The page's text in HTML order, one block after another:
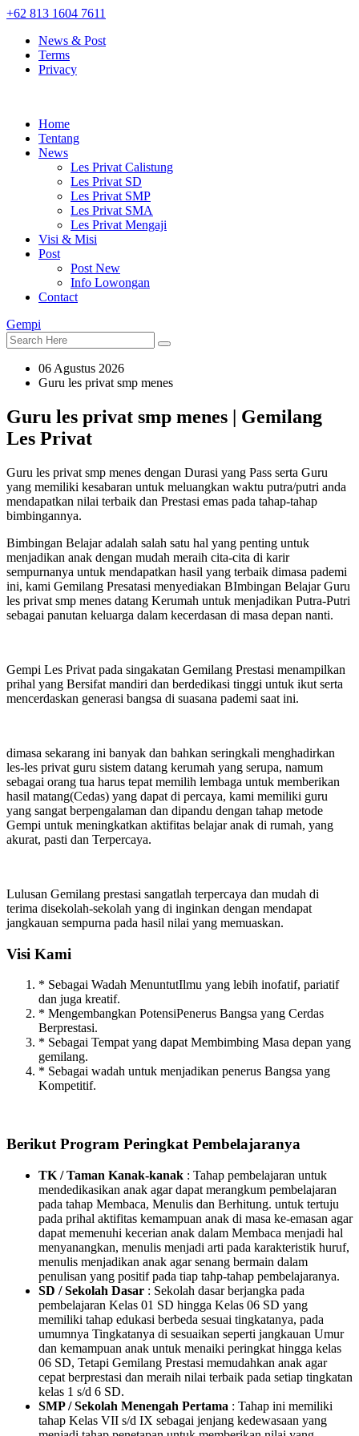
+62 813 1604 7611
News & Post
Terms
Privacy
Home
Tentang
News
Les Privat Calistung
Les Privat SD
Les Privat SMP
Les Privat SMA
Les Privat Mengaji
Visi & Misi
Post
Post New
Info Lowongan
Contact
Gempi
06 Agustus 2026
Guru les privat smp menes
Guru les privat smp menes | Gemilang
Les Privat
Guru les privat smp menes dengan Durasi yang Pass serta Guru
yang memiliki kesabaran untuk meluangkan waktu putra/putri anda
mendapatkan nilai terbaik dan Prestasi emas pada tahap-tahap
bimbingannya.
Bimbingan Belajar adalah salah satu hal yang penting untuk
menjadikan anak dengan mudah meraih cita-cita di karir
sempurnanya untuk mendapatkan hasil yang terbaik dimasa pademi
ini, kami Gemilang Presatasi menyediakan BImbingan Belajar Guru
les privat smp menes datang Kerumah untuk menjadikan Putra-Putri
sebagai panutan keluarga dalam kecerdasan di masa depan nanti.
Gempi Les Privat pada singakatan Gemilang Prestasi menampilkan
prihal yang Bersifat mandiri dan berdedikasi tinggi untuk ikut serta
mencerdaskan generasi bangsa di suasana pademi saat ini.
dimasa sekarang ini banyak dan bahkan seringkali menghadirkan
les-les privat guru sistem datang kerumah yang serupa, namum
sebagai orang tua harus tepat memilih lembaga untuk memberikan
hasil matang(Cedas) yang dapat di percaya, kami memiliki guru
yang sangat berpengalaman dan dipandu dengan tahap metode
Gempi untuk meningkatkan aktifitas belajar anak di rumah, yang
akurat, pasti dan Terpercaya.
Lulusan Gemilang prestasi sangatlah terpercaya dan mudah di
terima disekolah-sekolah yang di inginkan dengan mendapat
jangkauan sempurna pada hasil nilai yang memuaskan.
Visi Kami
* Sebagai Wadah MenuntutIlmu yang lebih inofatif, pariatif
dan juga kreatif.
* Mengembangkan PotensiPenerus Bangsa yang Cerdas
Berprestasi.
* Sebagai Tempat yang dapat Membimbing Masa depan yang
gemilang.
* Sebagai wadah untuk menjadikan penerus Bangsa yang
Kompetitif.
Berikut Program Peringkat Pembelajaranya
TK / Taman Kanak-kanak : Tahap pembelajaran untuk
mendedikasikan anak agar dapat merangkum pembelajaran
pada tahap Membaca, Menulis dan Berhitung. untuk tertuju
pada prihal aktifitas kemampuan anak di masa ke-emasan agar
dapat memenuhi kecerian anak dalam Membaca menjadi hal
menyanangkan, menulis menjadi arti pada karakteristik huruf,
menulis menjadikan anak agar senang bermain dalam
penulisan yang positif pada tiap tahp-tahap pembelajaranya.
SD / Sekolah Dasar : Sekolah dasar berjangka pada
pembelajaran Kelas 01 SD hingga Kelas 06 SD yang
memiliki tahap edukasi berbeda sesuai tingkatanya, pada
umumnya Tingkatanya di sesuaikan seperti jangkauan Umur
dan kemampuan anak untuk menaiki peringkat hingga kelas
06 SD, Tetapi Gemilang Prestasi memudahkan anak agar
cepat berprestasi dan meraih nilai terbaik pada setiap tingkatan
kelas 1 s/d 6 SD.
SMP / Sekolah Menengah Pertama : Tahap ini memiliki
tahap Kelas VII s/d IX sebagai jenjang kedewasaan yang